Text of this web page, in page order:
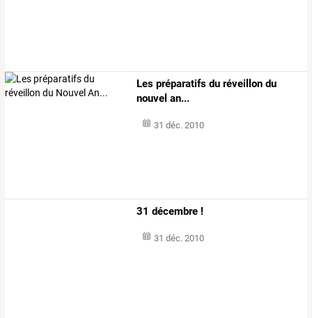
Les préparatifs du réveillon du
nouvel an...
31 déc. 2010
31 décembre !
31 déc. 2010